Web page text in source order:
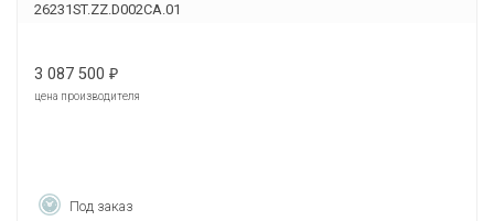
26231ST.ZZ.D002CA.01
3 087 500 ₽
цена производителя
Под заказ